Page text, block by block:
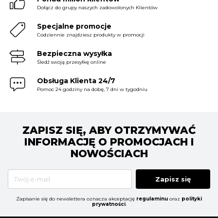
Dołącz do grupy naszych zadowolonych Klientów
Specjalne promocje
Codziennie znajdziesz produkty w promocji
Bezpieczna wysyłka
Śledź swoją przesyłkę online
Obsługa Klienta 24/7
Pomoc 24 godziny na dobę, 7 dni w tygodniu
ZAPISZ SIĘ, ABY OTRZYMYWAĆ
INFORMACJĘ O PROMOCJACH I
NOWOŚCIACH
Zapisz się
Zapisanie się do newslettera oznacza akceptację regulaminu oraz polityki
prywatności.